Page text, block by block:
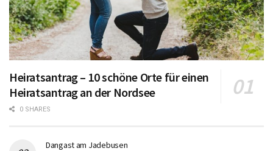
Heiratsantrag – 10 schöne Orte für einen
Heiratsantrag an der Nordsee
0 SHARES
Dangast am Jadebusen